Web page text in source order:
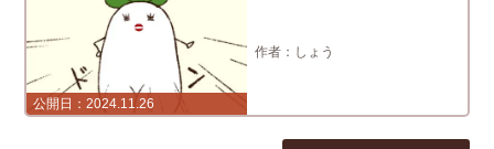
2024.11.26
しょう